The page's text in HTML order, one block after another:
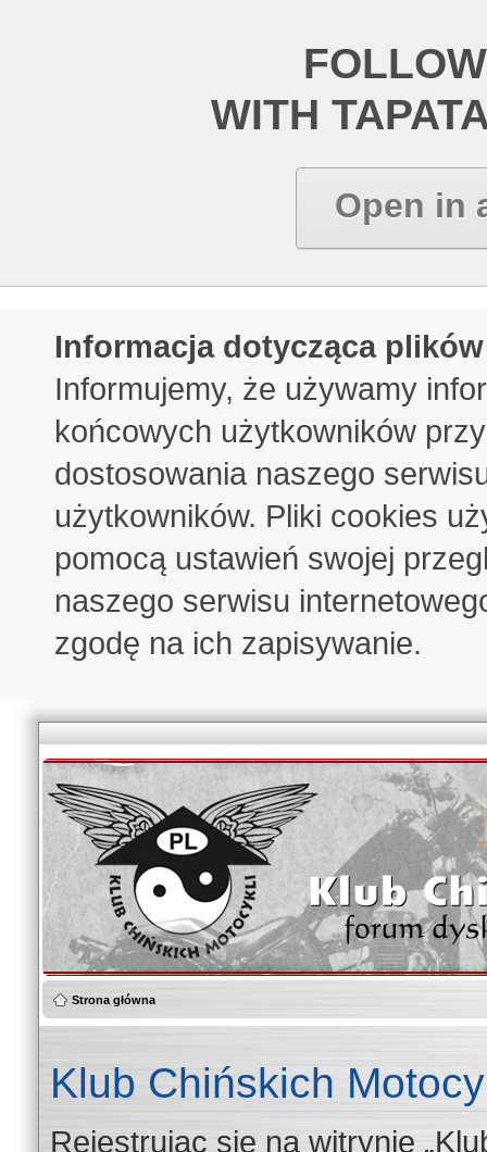
WITH
Open in
Informacja dotycząca
Informujemy, że używamy
końcowych użytkowników
dostosowania naszego
użytkowników. Pliki cookies
pomocą ustawień swojej
naszego serwisu
zgodę na ich zapisywanie.
Strona główna
Klub Chińskich
Rejestrując się na witrynie